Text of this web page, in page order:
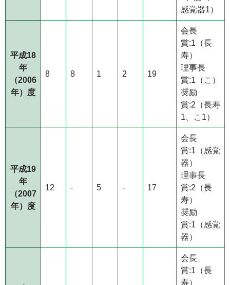
感覚器1）
平成18
年
（2006
年）度
8 8 1 2 19
会長
賞:1（長
寿）
理事長
賞:1（こ）
奨励
賞:2（長寿
1、こ1）
平成19
年
（2007
年）度
12 - 5 - 17
会長
賞:1（感覚
器）
理事長
賞:2（長
寿）
奨励
賞:1（感覚
器）
会長
賞:1（長
寿）